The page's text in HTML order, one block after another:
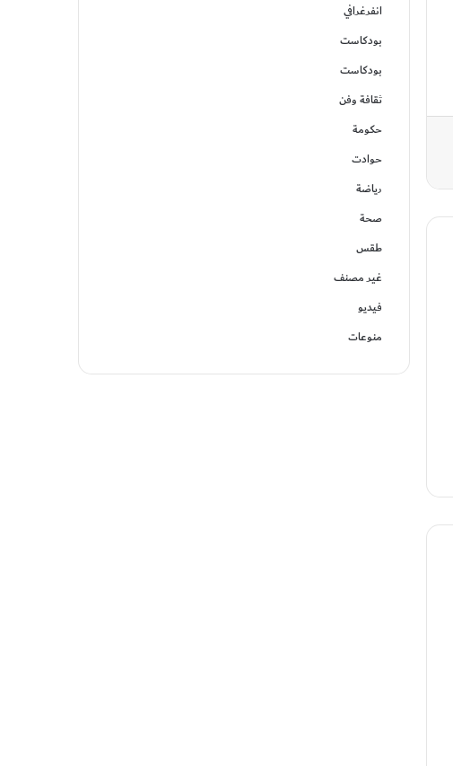
انفرغرافي
بودكاست
بودكاست
ثقافة وفن
حكومة
حوادت
رياضة
صحة
طقس
غير مصنف
فيديو
منوعات